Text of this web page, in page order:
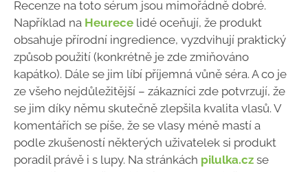
Recenze na toto sérum jsou mimořádně dobré.
Například na Heurece lidé oceňují, že produkt
obsahuje přírodní ingredience, vyzdvihují praktický
způsob použití (konkrétně je zde zmiňováno
kapátko). Dále se jim líbí příjemná vůně séra. A co je
ze všeho nejdůležitější – zákazníci zde potvrzují, že
se jim díky němu skutečně zlepšila kvalita vlasů. V
komentářích se píše, že se vlasy méně mastí a
podle zkušeností některých uživatelek si produkt
poradil právě i s lupy. Na stránkách pilulka.cz se